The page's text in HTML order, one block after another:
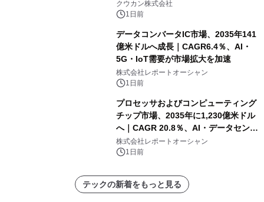
クウカン株式会社
1日前
データコンバータIC市場、2035年141
億米ドルへ成長｜CAGR6.4％、AI・
5G・IoT需要が市場拡大を加速
株式会社レポートオーシャン
1日前
プロセッサおよびコンピューティング
チップ市場、2035年に1,230億米ドル
へ｜CAGR 20.8％、AI・データセンタ
ー需要が成長を牽引
株式会社レポートオーシャン
1日前
テックの新着をもっと見る